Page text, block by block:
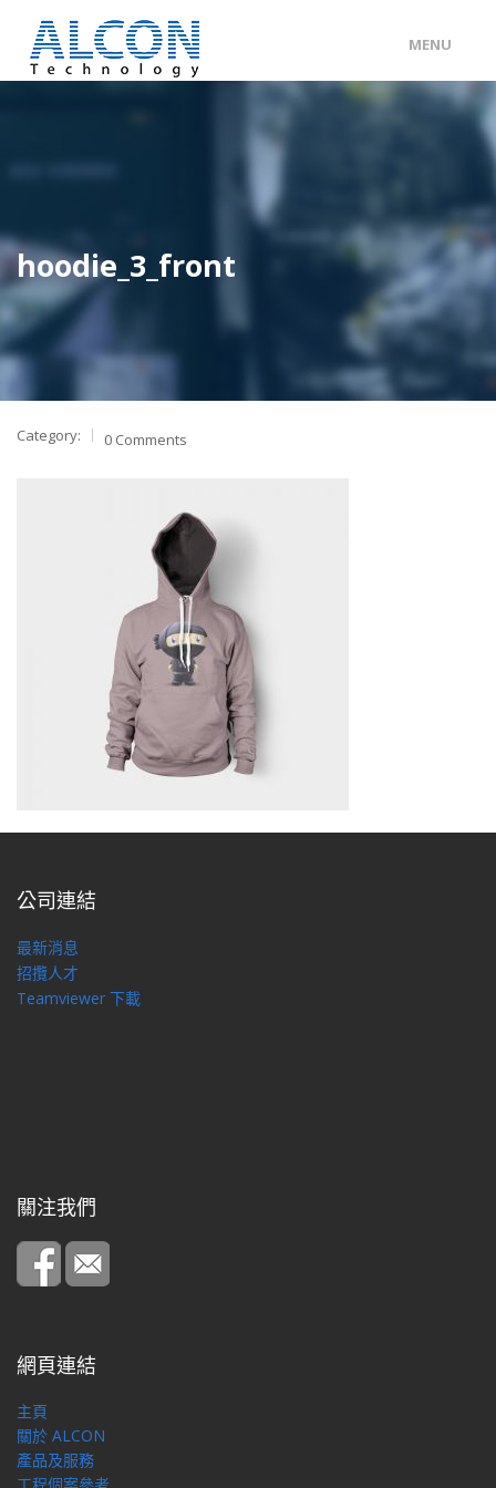
MENU
ENG / 中文
產品及服務
工程個案
聯絡我們
hoodie_3_front
Category: 0 Comments
公司連結
最新消息
招攬人才
Teamviewer 下載
關注我們
網頁連結
主頁
關於 ALCON
產品及服務